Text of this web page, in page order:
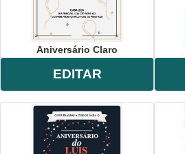
Aniversário Claro
EDITAR